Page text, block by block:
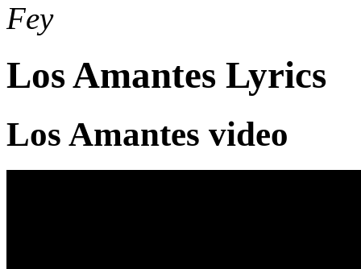
Fey
Los Amantes Lyrics
Los Amantes video